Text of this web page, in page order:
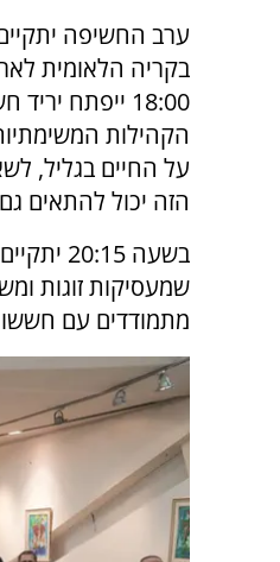
בקריה הלאומית
18:00 ייפתח
הקהילות
על החיים בגליל,
הזה יכול להתאים
בשעה
שמעסיקות זוגות
מתמודדים עם